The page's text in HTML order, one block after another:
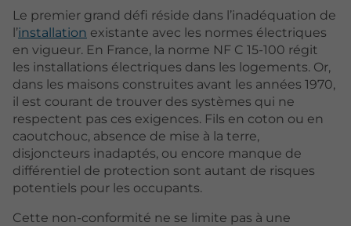
Le premier grand défi réside dans l’inadéquation de
l’installation existante avec les normes électriques
en vigueur. En France, la norme NF C 15-100 régit
les installations électriques dans les logements. Or,
dans les maisons construites avant les années 1970,
il est courant de trouver des systèmes qui ne
respectent pas ces exigences. Fils en coton ou en
caoutchouc, absence de mise à la terre,
disjoncteurs inadaptés, ou encore manque de
différentiel de protection sont autant de risques
potentiels pour les occupants.
Cette non-conformité ne se limite pas à une